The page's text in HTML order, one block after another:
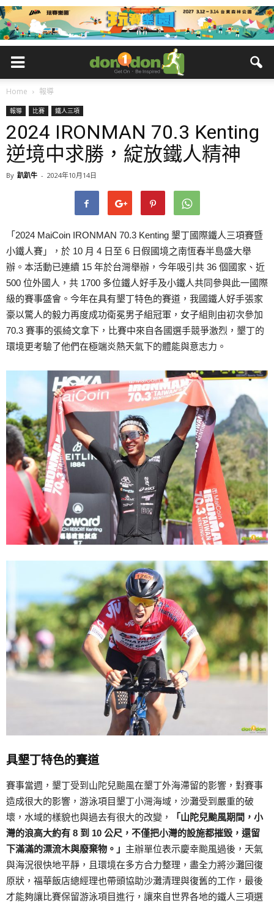
Home 報導
報導 比賽 鐵人三項
2024 IRONMAN 70.3 Kenting
逆境中求勝，綻放鐵人精神
By 趴趴牛 - 2024年10月14日
「2024 MaiCoin IRONMAN 70.3 Kenting 墾丁國際鐵人三項賽暨
小鐵人賽」，於 10 月 4 日至 6 日假國境之南恆春半島盛大舉
辦。本活動已連續 15 年於台灣舉辦，今年吸引共 36 個國家、近
500 位外國人，共 1700 多位鐵人好手及小鐵人共同參與此一國際
級的賽事盛會。今年在具有墾丁特色的賽道，我國鐵人好手張家
豪以驚人的毅力再度成功衛冕男子組冠軍，女子組則由初次參加
70.3 賽事的張綺文拿下，比賽中來自各國選手競爭激烈，墾丁的
環境更考驗了他們在極端炎熱天氣下的體能與意志力。
具墾丁特色的賽道
賽事當週，墾丁受到山陀兒颱風在墾丁外海滯留的影響，對賽事
造成很大的影響，游泳項目墾丁小灣海域，沙灘受到嚴重的破
壞，水域的樣貌也與過去有很大的改變，
「山陀兒颱風期間，小
灣的浪高大約有 8 到 10 公尺，不僅把小灣的設施都摧毀，還留
下滿滿的漂流木與廢棄物。」 主辦單位表示慶幸颱風過後，天氣
與海況很快地平靜，且環境在多方合力整理，盡全力將沙灘回復
原狀，福華飯店總經理也帶頭協助沙灘清理與復舊的工作，最後
才能夠讓比賽保留游泳項目進行，讓來自世界各地的鐵人三項選